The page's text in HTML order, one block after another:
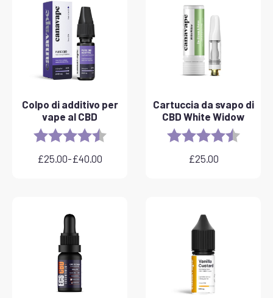
Colpo di additivo per
vape al CBD
Rating: 4.8 out of 5 stars
£25.00-£40.00
Fascia
£25.00
£40.00
Cartuccia da svapo di
CBD White Widow
Rating: 4.6 out
£25.00